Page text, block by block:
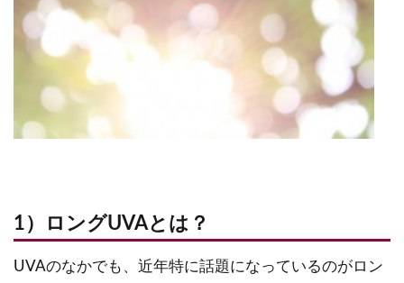
1）ロングUVAとは？
UVAのなかでも、近年特に話題になっているのがロン